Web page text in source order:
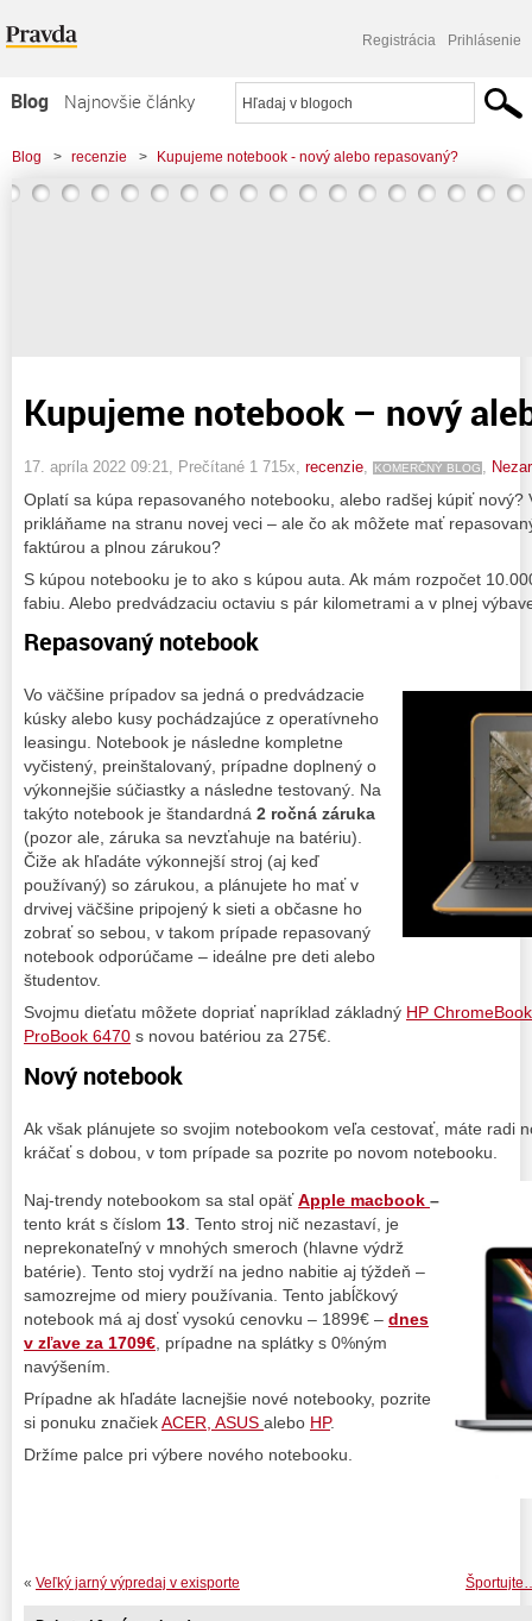
Registrácia Prihlásenie
Blog
Najnovšie články
Najčítanejšie články
Najkomentovanejšie články
Blog > recenzie > Kupujeme notebook - nový alebo repasovaný?
Kupujeme notebook – nový
17. apríla 2022 09:21 , Prečítané 1 715x, recenzie KOMERČNÝ BLOG
Oplatí sa kúpa repasovaného notebooku, alebo radšej kúpiť nový?
prikláňame na stranu novej veci – ale čo ak môžete mať
faktúrou a plnou zárukou?
S kúpou notebooku je to ako s kúpou auta. Ak mám rozpočet
fabiu. Alebo predvádzaciu octaviu s pár kilometrami a v plnej
Repasovaný notebook
Vo väčšine prípadov sa jedná o predvádzacie
kúsky alebo kusy pochádzajúce z operatívneho
leasingu. Notebook je následne kompletne
vyčistený, preinštalovaný, prípadne doplnený o
výkonnejšie súčiastky a následne testovaný. Na
takýto notebook je štandardná 2 ročná záruka
(pozor ale, záruka sa nevzťahuje na batériu).
Čiže ak hľadáte výkonnejší stroj (aj keď
používaný) so zárukou, a plánujete ho mať v
drvivej väčšine pripojený k sieti a občasne ho
zobrať so sebou, v takom prípade repasovaný
notebook odporúčame – ideálne pre deti alebo
študentov.
Svojmu dieťatu môžete dopriať napríklad základný HP ChromeBook
ProBook 6470 s novou batériou za 275€.
Nový notebook
Ak však plánujete so svojim notebookom veľa cestovať, máte radi
kráčať s dobou, v tom prípade sa pozrite po novom notebooku.
Naj-trendy notebookom sa stal opäťApple macbook –
tento krát s číslom 13. Tento stroj nič nezastaví, je
neprekonateľný v mnohých smeroch (hlavne výdrž
batérie). Tento stoj vydrží na jedno nabitie aj týždeň –
samozrejme od miery používania. Tento jabĺčkový
notebook má aj dosť vysokú cenovku – 1899€ – dnes
v zľave za 1709€, prípadne na splátky s 0%ným
navýšením.
Prípadne ak hľadáte lacnejšie nové notebooky, pozrite
si ponuku značiekACER, ASUS alebo HP.
Držíme palce pri výbere nového notebooku.
« Veľký jarný výpredaj v exisporte